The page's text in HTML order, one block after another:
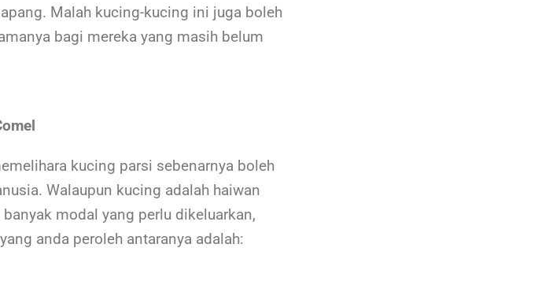
Malah kucing-kucing ini juga boleh
bagi mereka yang masih belum
kucing parsi sebenarnya boleh
Walaupun kucing adalah haiwan
modal yang perlu dikeluarkan,
anda peroleh antaranya adalah: